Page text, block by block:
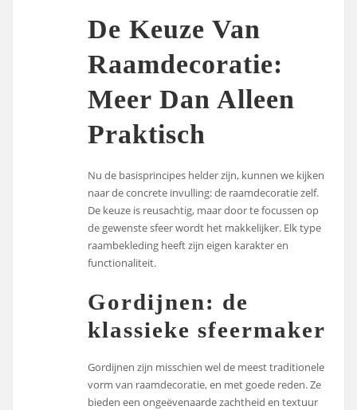
De Keuze Van
Raamdecoratie:
Meer Dan Alleen
Praktisch
Nu de basisprincipes helder zijn, kunnen we kijken
naar de concrete invulling: de raamdecoratie zelf.
De keuze is reusachtig, maar door te focussen op
de gewenste sfeer wordt het makkelijker. Elk type
raambekleding heeft zijn eigen karakter en
functionaliteit.
Gordijnen: de
klassieke sfeermaker
Gordijnen zijn misschien wel de meest traditionele
vorm van raamdecoratie, en met goede reden. Ze
bieden een ongeëvenaarde zachtheid en textuur